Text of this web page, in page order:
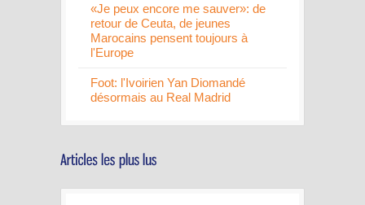
«Je peux encore me sauver»: de
retour de Ceuta, de jeunes
Marocains pensent toujours à
l'Europe
Foot: l'Ivoirien Yan Diomandé
désormais au Real Madrid